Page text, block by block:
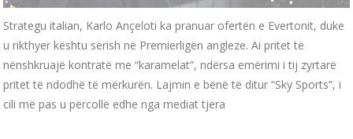
Strategu italian, Karlo Ançeloti ka pranuar ofertën e Evertonit, duke
u rikthyer kështu sërish në Premierligën angleze. Ai pritet të
nënshkruajë kontratë me “karamelat”, ndërsa emërimi i tij zyrtarë
pritet të ndodhë të mërkurën. Lajmin e bënë të ditur “Sky Sports”, i
cili më pas u përcollë edhe nga mediat tjera